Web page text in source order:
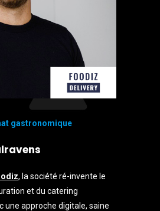
gastronomique
, la société ré-invente le
et du catering
une approche digitale, saine